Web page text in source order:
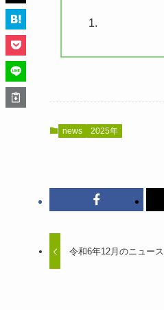
news 2025年
令和6年12月のニュース